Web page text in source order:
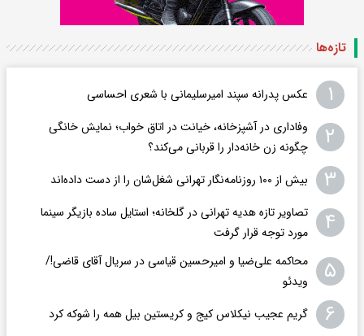
تازه‌ها
۱ عکس پدرانه سپند امیرسلیمانی با شعری احساسی
۲
وفاداری در آشپزخانه، خیانت در اتاق خواب؛ نمایش خانگی
چگونه زن خانه‌دار را قربانی می‌کند؟
۳ بیش از ۱۰۰ روزنامه‌نگار تهرانی شغل‌شان را از دست داده‌اند
۴
تصاویر تازه هدیه تهرانی در گلخانه؛ استایل ساده بازیگر سینما
مورد توجه قرار گرفت
۵
محاکمه علی‌ضیا و امیرحسین قیاسی در سریال آقای قاضی!/
ویدئو
۶ گریم عجیب نیکلاس کیج و کریستین بیل همه را شوکه کرد